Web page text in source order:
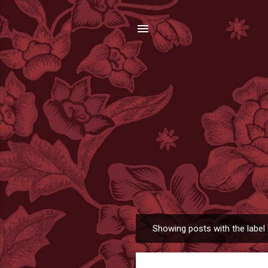
o
Showing posts with the label